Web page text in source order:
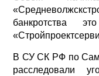
банкротства
В СУ СК РФ по
расследовали